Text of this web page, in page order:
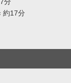
約17分